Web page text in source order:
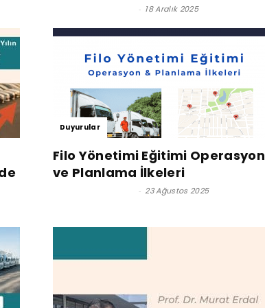
- 18 Aralık 2025
Duyurular
Filo Yönetimi Eğitimi Operasyon
ve Planlama İlkeleri
- 23 Ağustos 2025